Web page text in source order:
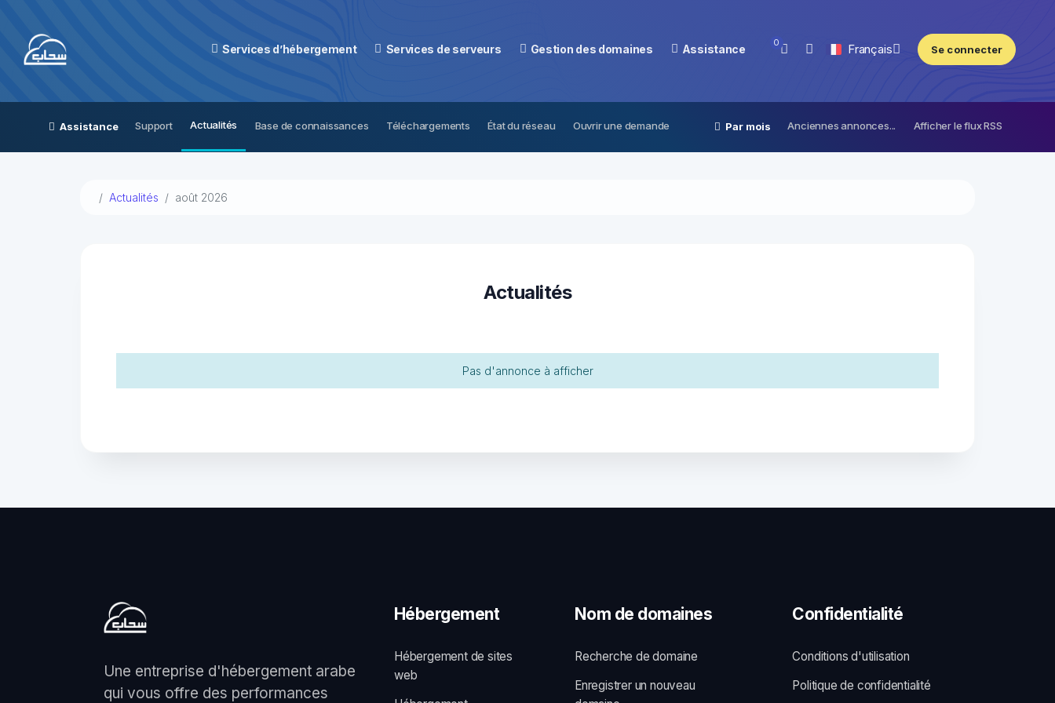
Services d’hébergement Services de serveurs Gestion des domaines Assistance 0 Français Se connecter
Assistance Support Actualités Base de connaissances Téléchargements État du réseau Ouvrir une demande Par mois Anciennes annonces... Afficher le flux RSS
Actualités août 2026
Actualités
Pas d'annonce à afficher
Une entreprise d'hébergement arabe
qui vous offre des performances
Hébergement
Hébergement de sites
web
Nom de domaines
Recherche de domaine
Enregistrer un nouveau
Confidentialité
Conditions d'utilisation
Politique de confidentialité